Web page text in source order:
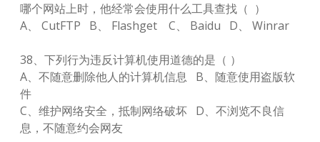
哪个网站上时，他经常会使用什么工具查找（ ）
A、 CutFTP B、 Flashget C、 Baidu D、 Winrar
38、下列行为违反计算机使用道德的是（ ）
A、不随意删除他人的计算机信息 B、随意使用盗版软
件
C、维护网络安全，抵制网络破坏 D、不浏览不良信
息，不随意约会网友